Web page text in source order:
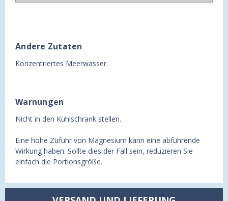
Andere Zutaten
Konzentriertes Meerwasser.
Warnungen
Nicht in den Kühlschrank stellen.
Eine hohe Zufuhr von Magnesium kann eine abführende
Wirkung haben. Sollte dies der Fall sein, reduzieren Sie
einfach die Portionsgröße.